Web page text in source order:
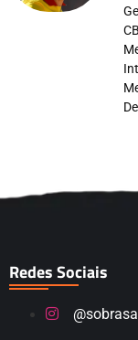
Redes Sociais
@sobrasa